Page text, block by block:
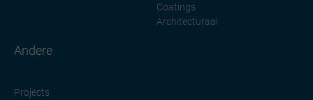
Coatings
Architecturaal
Andere
Projects